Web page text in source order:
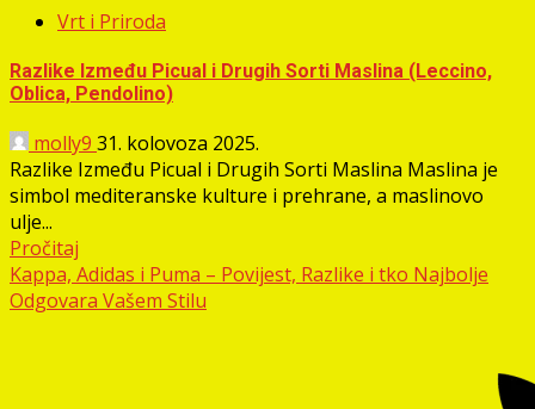
Vrt i Priroda
Razlike Između Picual i Drugih Sorti Maslina (Leccino,
Oblica, Pendolino)
molly9 31. kolovoza 2025.
Razlike Između Picual i Drugih Sorti Maslina Maslina je
simbol mediteranske kulture i prehrane, a maslinovo
ulje...
Pročitaj
Kappa, Adidas i Puma – Povijest, Razlike i tko Najbolje
Odgovara Vašem Stilu